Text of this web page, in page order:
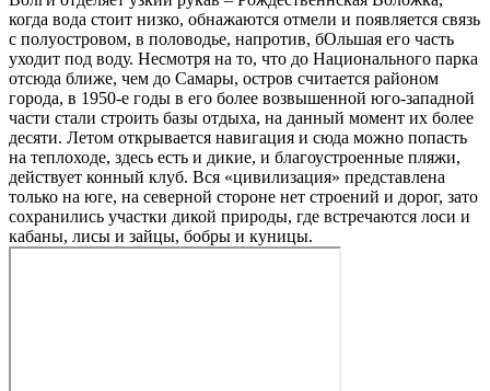
когда вода стоит низко, обнажаются отмели и появляется связь
с полуостровом, в половодье, напротив, бОльшая его часть
уходит под воду. Несмотря на то, что до Национального парка
отсюда ближе, чем до Самары, остров считается районом
города, в 1950-е годы в его более возвышенной юго-западной
части стали строить базы отдыха, на данный момент их более
десяти. Летом открывается навигация и сюда можно попасть
на теплоходе, здесь есть и дикие, и благоустроенные пляжи,
действует конный клуб. Вся «цивилизация» представлена
только на юге, на северной стороне нет строений и дорог, зато
сохранились участки дикой природы, где встречаются лоси и
кабаны, лисы и зайцы, бобры и куницы.